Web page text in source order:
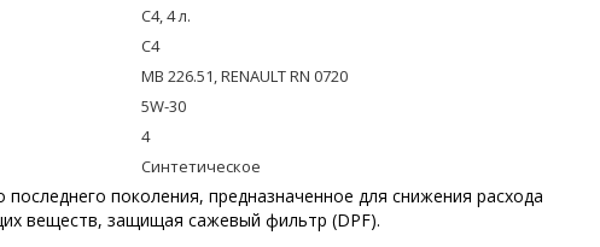
C4, 4 л.
C4
MB 226.51, RENAULT RN 0720
5W-30
4
Синтетическое
поколения, предназначенное для снижения расхода
веществ, защищая сажевый фильтр (DPF).